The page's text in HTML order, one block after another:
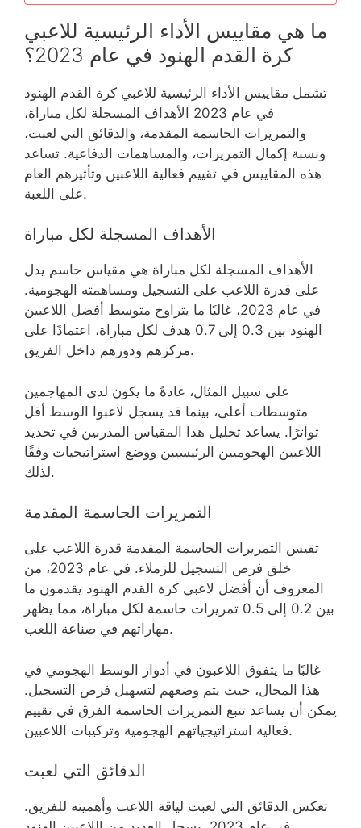
ما هي مقاييس الأداء الرئيسية للاعبي
كرة القدم الهنود في عام 2023؟
تشمل مقاييس الأداء الرئيسية للاعبي كرة القدم الهنود
في عام 2023 الأهداف المسجلة لكل مباراة،
والتمريرات الحاسمة المقدمة، والدقائق التي لعبت،
ونسبة إكمال التمريرات، والمساهمات الدفاعية. تساعد
هذه المقاييس في تقييم فعالية اللاعبين وتأثيرهم العام
على اللعبة.
الأهداف المسجلة لكل مباراة
الأهداف المسجلة لكل مباراة هي مقياس حاسم يدل
على قدرة اللاعب على التسجيل ومساهمته الهجومية.
في عام 2023، غالبًا ما يتراوح متوسط أفضل اللاعبين
الهنود بين 0.3 إلى 0.7 هدف لكل مباراة، اعتمادًا على
مركزهم ودورهم داخل الفريق.
على سبيل المثال، عادةً ما يكون لدى المهاجمين
متوسطات أعلى، بينما قد يسجل لاعبوا الوسط أقل
تواترًا. يساعد تحليل هذا المقياس المدربين في تحديد
اللاعبين الهجوميين الرئيسيين ووضع استراتيجيات وفقًا
لذلك.
التمريرات الحاسمة المقدمة
تقيس التمريرات الحاسمة المقدمة قدرة اللاعب على
خلق فرص التسجيل للزملاء. في عام 2023، من
المعروف أن أفضل لاعبي كرة القدم الهنود يقدمون ما
بين 0.2 إلى 0.5 تمريرات حاسمة لكل مباراة، مما يظهر
مهاراتهم في صناعة اللعب.
غالبًا ما يتفوق اللاعبون في أدوار الوسط الهجومي في
هذا المجال، حيث يتم وضعهم لتسهيل فرص التسجيل.
يمكن أن يساعد تتبع التمريرات الحاسمة الفرق في تقييم
فعالية استراتيجياتهم الهجومية وتركيبات اللاعبين.
الدقائق التي لعبت
تعكس الدقائق التي لعبت لياقة اللاعب وأهميته للفريق.